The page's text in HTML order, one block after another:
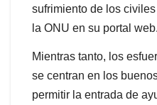
sufrimiento de los
la ONU en su portal web.
Mientras tanto, los
se centran en los
permitir la entrada de